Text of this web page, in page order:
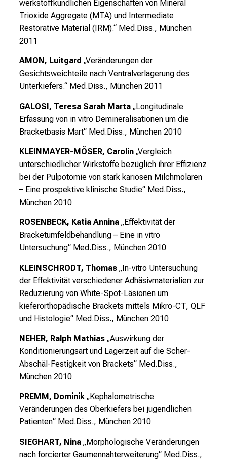
werkstoffkundlichen Eigenschaften von Mineral
Trioxide Aggregate (MTA) und Intermediate
Restorative Material (IRM).“ Med.Diss., München
2011
AMON, Luitgard „Veränderungen der
Gesichtsweichteile nach Ventralverlagerung des
Unterkiefers.“ Med.Diss., München 2011
GALOSI, Teresa Sarah Marta „Longitudinale
Erfassung von in vitro Demineralisationen um die
Bracketbasis Mart“ Med.Diss., München 2010
KLEINMAYER-MÖSER, Carolin „Vergleich
unterschiedlicher Wirkstoffe bezüglich ihrer Effizienz
bei der Pulpotomie von stark kariösen Milchmolaren
– Eine prospektive klinische Studie“ Med.Diss.,
München 2010
ROSENBECK, Katia Annina „Effektivität der
Bracketumfeldbehandlung – Eine in vitro
Untersuchung“ Med.Diss., München 2010
KLEINSCHRODT, Thomas „In-vitro Untersuchung
der Effektivität verschiedener Adhäsivmaterialien zur
Reduzierung von White-Spot-Läsionen um
kieferorthopädische Brackets mittels Mikro-CT, QLF
und Histologie“ Med.Diss., München 2010
NEHER, Ralph Mathias „Auswirkung der
Konditionierungsart und Lagerzeit auf die Scher-
Abschäl-Festigkeit von Brackets“ Med.Diss.,
München 2010
PREMM, Dominik „Kephalometrische
Veränderungen des Oberkiefers bei jugendlichen
Patienten“ Med.Diss., München 2010
SIEGHART, Nina „Morphologische Veränderungen
nach forcierter Gaumennahterweiterung“ Med.Diss.,